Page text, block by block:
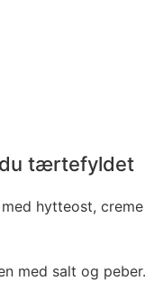
tærtefyldet
hytteost,
med salt og peber.